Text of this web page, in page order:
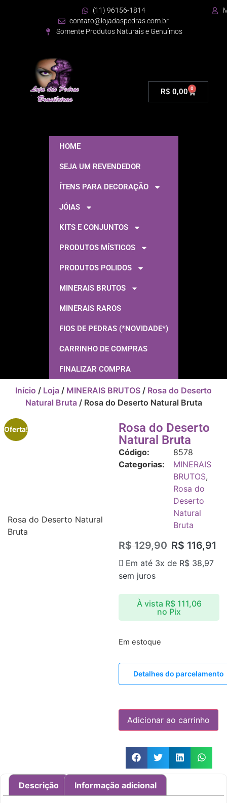
(11) 96156-1814
contato@lojadaspedras.com.br
Somente Produtos Naturais e Genuímos
R$ 0,00 0
HOME
SEJA UM REVENDEDOR
ÍTENS PARA DECORAÇÃO
JÓIAS
KITS E CONJUNTOS
PRODUTOS MÍSTICOS
PRODUTOS POLIDOS
MINERAIS BRUTOS
MINERAIS RAROS
FIOS DE PEDRAS (*NOVIDADE*)
CARRINHO DE COMPRAS
FINALIZAR COMPRA
Início / Loja / MINERAIS BRUTOS / Rosa do Deserto
Natural Bruta/ Rosa do Deserto Natural Bruta
Oferta!
Rosa do Deserto Natural
Bruta
Rosa do Deserto
Natural Bruta
Código:
8578
Categorias:
MINERAIS
BRUTOS,
Rosa do
Deserto
Natural
Bruta
R$129,90 R$ 116,91
Em até 3x de R$ 38,97
sem juros
À vista R$111,06
no Pix
Em estoque
Detalhes do parcelamento
Adicionar ao carrinho
Descrição Informação adicional